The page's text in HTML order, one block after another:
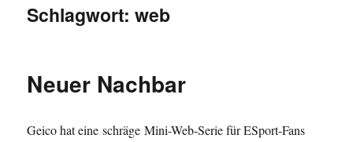
Schlagwort:web
Neuer Nachbar
Geico hat eine schräge Mini-Web-Serie für ESport-Fans